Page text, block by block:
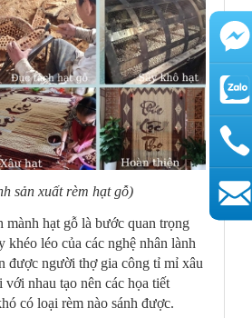
sản xuất rèm hạt gỗ)
mành hạt gỗ là bước quan trọng
khéo léo của các nghệ nhân lành
được người thợ gia công tỉ mỉ xâu
với nhau tạo nên các họa tiết
có loại rèm nào sánh được.